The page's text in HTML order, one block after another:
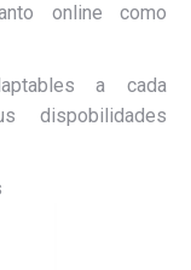
online como
a cada
dispobilidades